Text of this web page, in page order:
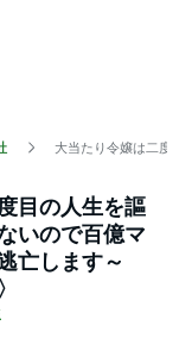
大当たり令嬢は二度
目の人生を謳
いので百億マ
亡します～